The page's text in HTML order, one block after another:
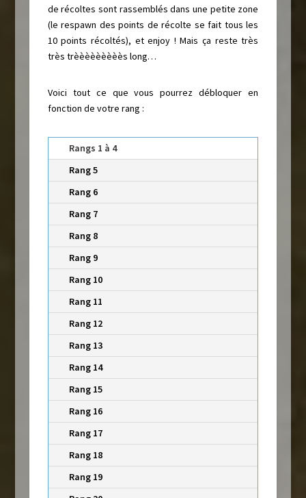
de récoltes sont rassemblés dans une petite zone
(le respawn des points de récolte se fait tous les
10 points récoltés), et enjoy ! Mais ça reste très
très trèèèèèèèèès long…
Voici tout ce que vous pourrez débloquer en
fonction de votre rang :
Rangs 1 à 4
Rang 5
Rang 6
Rang 7
Rang 8
Rang 9
Rang 10
Rang 11
Rang 12
Rang 13
Rang 14
Rang 15
Rang 16
Rang 17
Rang 18
Rang 19